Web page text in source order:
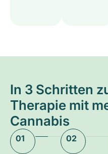
In 3 Schritten
Therapie mit
Cannabis
01 02